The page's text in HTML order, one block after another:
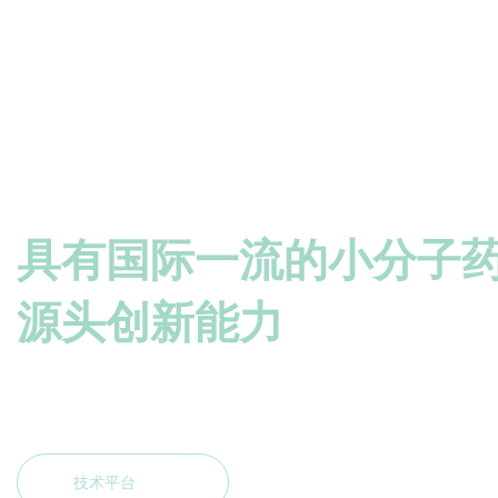
具有国际一流的小分子
源头创新能力
技术平台
基于亲和性的高通量筛选
开发原创新药
技术平台
秉承使命 造福人类
STAYING TRUE TO OUR MISSION BENEFITING HUMANITY
技术平台